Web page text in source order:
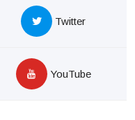
Twitter
YouTube